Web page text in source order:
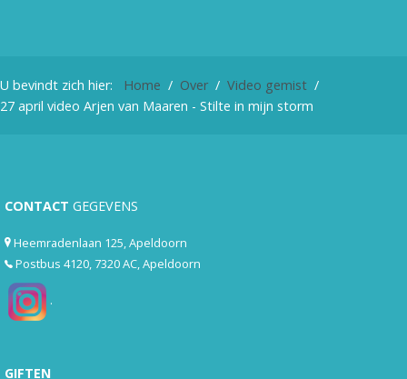
U bevindt zich hier: Home Over
Video gemist
27 april video Arjen van Maaren - Stilte in mijn storm
CONTACT GEGEVENS
Heemradenlaan 125, Apeldoorn
Postbus 4120, 7320 AC, Apeldoorn
.
GIFTEN